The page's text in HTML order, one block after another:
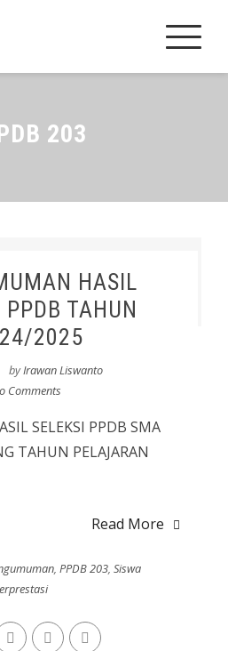
203
HASIL
PPDB TAHUN
2025
byIrawan Liswanto
Comments
SELEKSI PPDB SMA
TAHUN PELAJARAN
Read More
,PPDB 203,Siswa